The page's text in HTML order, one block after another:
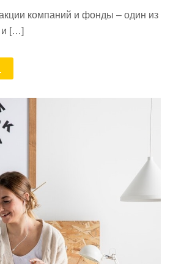
компаний и фонды – один из
и […]